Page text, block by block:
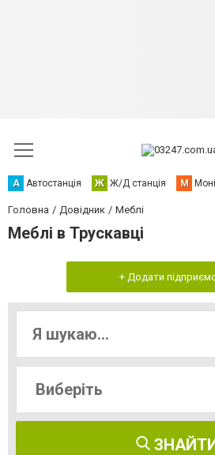
А Автостанція Ж Ж/Д станція М
Головна Довідник Меблі
Меблі в Трускавці
+ Додати